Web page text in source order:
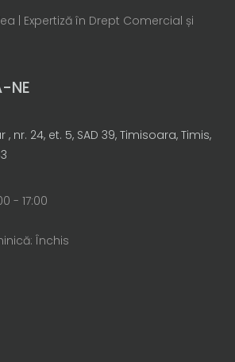
| Expertiză în Drept Comercial și
NE
nr. 24, et. 5, SAD 39, Timisoara, Timis,
- 17:00
Închis